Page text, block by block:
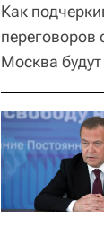
Как
переговоров
Москва